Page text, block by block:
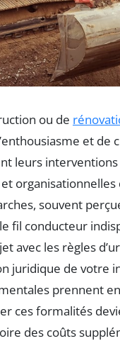
ou de
et de
leurs
souvent
fil conducteur
avec les règles
juridique de votre
prennent
ces formalités
des coûts